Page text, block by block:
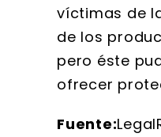
víctimas de
de los
pero éste
ofrecer
Fuente: